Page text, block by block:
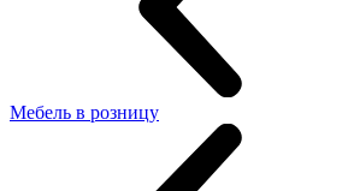
Мебель в розницу